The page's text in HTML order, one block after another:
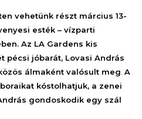
vehetünk részt március 13-
esték – vízparti
Az LA Gardens kis
pécsi jóbarát, Lovasi András
álmaként valósult meg A
kóstolhatjuk, a zenei
gondoskodik egy szál